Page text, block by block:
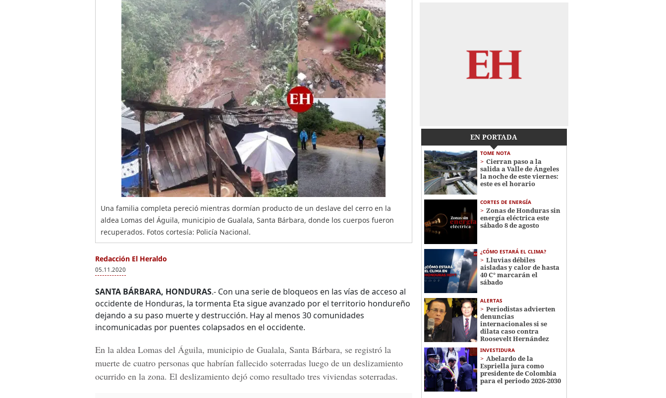
Una familia completa pereció mientras dormían producto de un deslave del cerro en la
aldea Lomas del Águila, municipio de Gualala, Santa Bárbara, donde los cuerpos fueron
recuperados. Fotos cortesía: Policía Nacional.
Redacción El Heraldo
05.11.2020
SANTA BÁRBARA, HONDURAS.- Con una serie de bloqueos en las vías de acceso al
occidente de Honduras, la tormenta Eta sigue avanzado por el territorio hondureño
dejando a su paso muerte y destrucción. Hay al menos 30 comunidades
incomunicadas por puentes colapsados en el occidente.
En la aldea Lomas del Águila, municipio de Gualala, Santa Bárbara, se registró la
muerte de cuatro personas que habrían fallecido soterradas luego de un deslizamiento
ocurrido en la zona. El deslizamiento dejó como resultado tres viviendas soterradas.
EN PORTADA
TOME NOTA
Cierran paso a la
salida a Valle de Ángeles
la noche de este viernes:
este es el horario
CORTES DE ENERGÍA
Zonas de Honduras sin
energía eléctrica este
sábado 8 de agosto
¿CÓMO ESTARÁ EL CLIMA?
Lluvias débiles
aisladas y calor de hasta
40 C° marcarán el
sábado
ALERTAS
Periodistas advierten
denuncias
internacionales si se
dilata caso contra
Roosevelt Hernández
INVESTIDURA
Abelardo de la
Espriella jura como
presidente de Colombia
para el periodo 2026-2030